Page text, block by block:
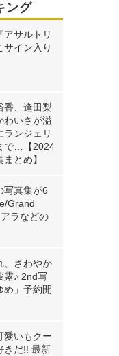
ング
アサルトリ
サイン入り
香、逢田梨
わいさが溢
ランジェリ
で…【2024
とめ】
写真集が6
Grand
ラなどの
、さわやか
露♪ 2nd写
め」予約開
愛いもクー
きだ!! 最新